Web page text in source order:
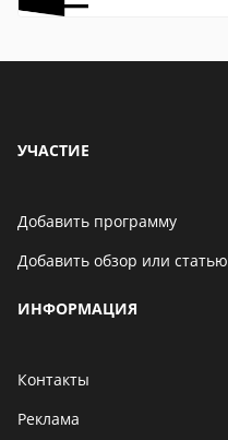
УЧАСТИЕ
Добавить программу
Добавить обзор или статью
ИНФОРМАЦИЯ
Контакты
Реклама